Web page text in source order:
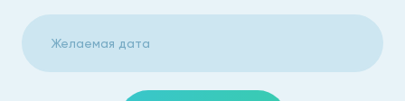
различные аллергические реакции;
гипервентиляция легких;